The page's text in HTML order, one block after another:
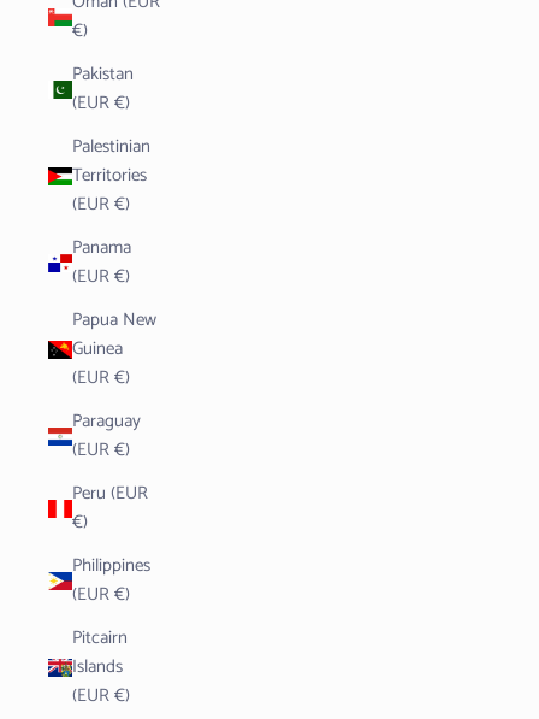
€)
Pakistan
(EUR €)
Palestinian
Territories
(EUR €)
Panama
(EUR €)
Papua New
Guinea
(EUR €)
Paraguay
(EUR €)
Peru (EUR
€)
Philippines
(EUR €)
Pitcairn
Islands
(EUR €)